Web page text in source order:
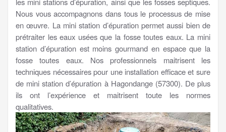
Nous vous accompagnons dans tous le processus de mise
en œuvre. La mini station d’épuration permet aussi bien de
prétraiter les eaux usées que la fosse toutes eaux. La mini
station d’épuration est moins gourmand en espace que la
fosse toutes eaux. Nos professionnels maitrisent les
techniques nécessaires pour une installation efficace et sure
de mini station d’épuration à Hagondange (57300). De plus
ils ont l’expérience et maitrisent toute les normes
qualitatives.